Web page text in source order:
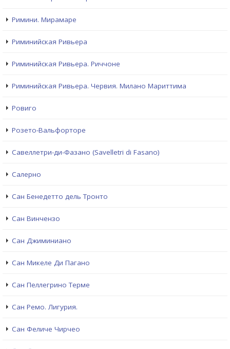
Римини. Мирамаре
Риминийская Ривьера
Риминийская Ривьера. Риччоне
Риминийская Ривьера. Червия. Милано Мариттима
Ровиго
Розето-Вальфорторе
Савеллетри-ди-Фазано (Savelletri di Fasano)
Салерно
Сан Бенедетто дель Тронто
Сан Винчензо
Сан Джиминиано
Сан Микеле Ди Пагано
Сан Пеллегрино Терме
Сан Ремо. Лигурия.
Сан Феличе Чирчео